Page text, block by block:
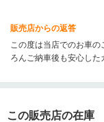
販売店からの返答
この度は当店でのお車
ろんご納車後も安心した
この販売店の在庫